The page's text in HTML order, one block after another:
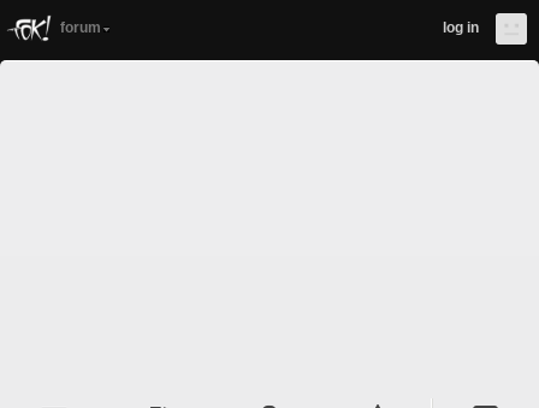
forum log in